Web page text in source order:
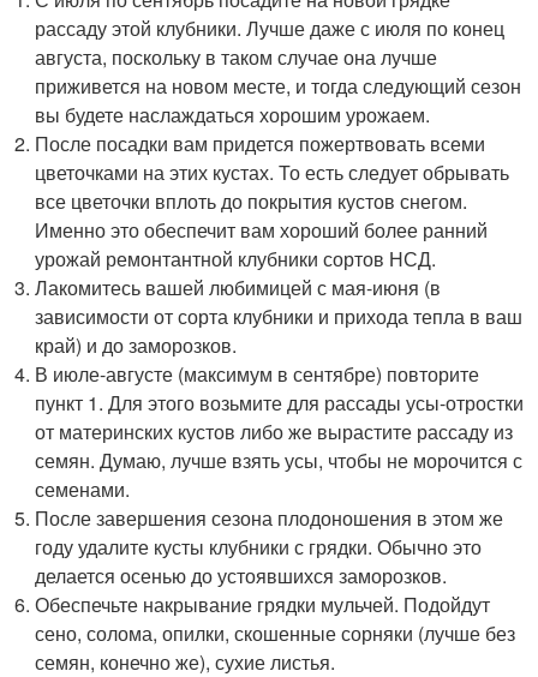
рассаду этой клубники. Лучше даже с июля по конец
августа, поскольку в таком случае она лучше
приживется на новом месте, и тогда следующий сезон
вы будете наслаждаться хорошим урожаем.
После посадки вам придется пожертвовать всеми
цветочками на этих кустах. То есть следует обрывать
все цветочки вплоть до покрытия кустов снегом.
Именно это обеспечит вам хороший более ранний
урожай ремонтантной клубники сортов НСД.
Лакомитесь вашей любимицей с мая-июня (в
зависимости от сорта клубники и прихода тепла в ваш
край) и до заморозков.
В июле-августе (максимум в сентябре) повторите
пункт 1. Для этого возьмите для рассады усы-отростки
от материнских кустов либо же вырастите рассаду из
семян. Думаю, лучше взять усы, чтобы не морочится с
семенами.
После завершения сезона плодоношения в этом же
году удалите кусты клубники с грядки. Обычно это
делается осенью до устоявшихся заморозков.
Обеспечьте накрывание грядки мульчей. Подойдут
сено, солома, опилки, скошенные сорняки (лучше без
семян, конечно же), сухие листья.